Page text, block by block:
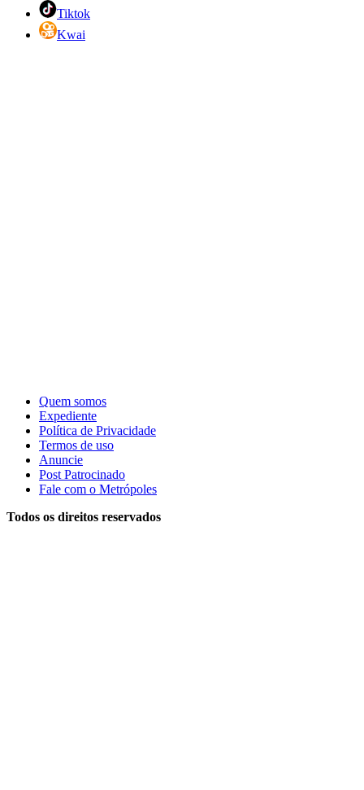
Tiktok
Kwai
Quem somos
Expediente
Política de Privacidade
Termos de uso
Anuncie
Post Patrocinado
Fale com o Metrópoles
Todos os direitos reservados